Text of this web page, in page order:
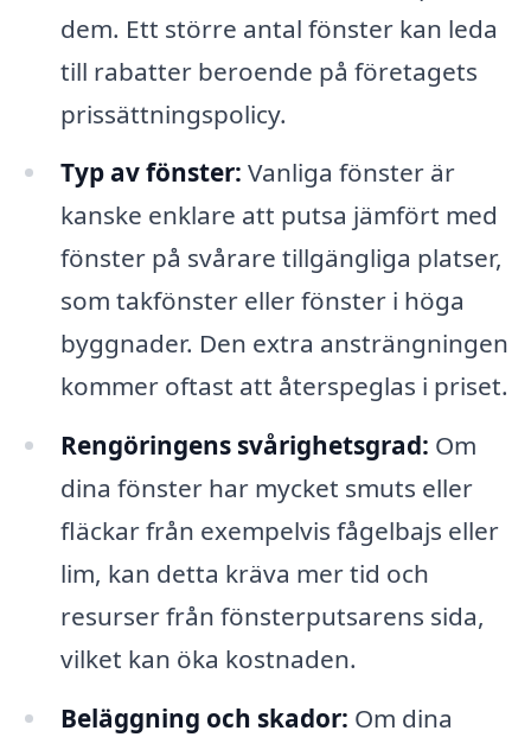
dem. Ett större antal fönster kan leda
till rabatter beroende på företagets
prissättningspolicy.
Typ av fönster: Vanliga fönster är
kanske enklare att putsa jämfört med
fönster på svårare tillgängliga platser,
som takfönster eller fönster i höga
byggnader. Den extra ansträngningen
kommer oftast att återspeglas i priset.
Rengöringens svårighetsgrad: Om
dina fönster har mycket smuts eller
fläckar från exempelvis fågelbajs eller
lim, kan detta kräva mer tid och
resurser från fönsterputsarens sida,
vilket kan öka kostnaden.
Beläggning och skador: Om dina